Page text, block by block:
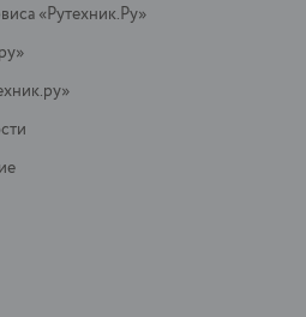
«Рутехник.Ру»